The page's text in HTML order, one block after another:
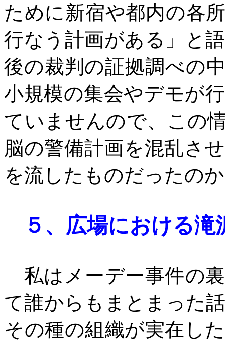
ために新宿や都内の各
行なう計画がある」と
後の裁判の証拠調べの
小規模の集会やデモが
ていませんので、この
脳の警備計画を混乱さ
を流したものだったの
５、 広場における滝
私はメーデー事件の
て誰からもまとまった
その種の組織が実在し